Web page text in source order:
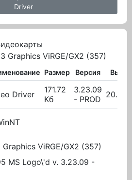
Driver
Graphics ViRGE/GX2 (357)
Размер Версия
Driver
171.72
Кб
3.23.09
- PROD
ViRGE/GX2 (357)
MS Logo\'d v. 3.23.09 -